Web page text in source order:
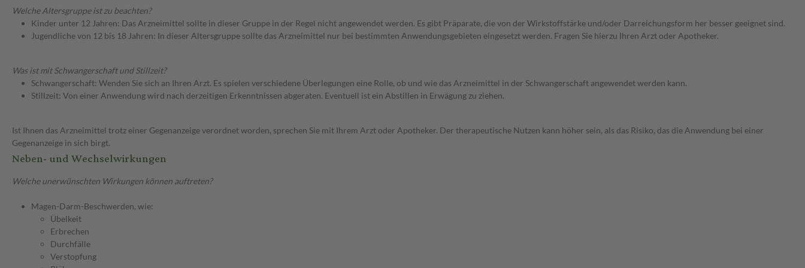
Welche Altersgruppe ist zu beachten?
Kinder unter 12 Jahren: Das Arzneimittel sollte in dieser Gruppe in der Regel nicht angewendet werden. Es gibt Präparate, die von der Wirkstoffstärke und/oder Darreichungsform her besser geeignet sind.
Jugendliche von 12 bis 18 Jahren: In dieser Altersgruppe sollte das Arzneimittel nur bei bestimmten Anwendungsgebieten eingesetzt werden. Fragen Sie hierzu Ihren Arzt oder Apotheker.
Was ist mit Schwangerschaft und Stillzeit?
Schwangerschaft: Wenden Sie sich an Ihren Arzt. Es spielen verschiedene Überlegungen eine Rolle, ob und wie das Arzneimittel in der Schwangerschaft angewendet werden kann.
Stillzeit: Von einer Anwendung wird nach derzeitigen Erkenntnissen abgeraten. Eventuell ist ein Abstillen in Erwägung zu ziehen.
Ist Ihnen das Arzneimittel trotz einer Gegenanzeige verordnet worden, sprechen Sie mit Ihrem Arzt oder Apotheker. Der therapeutische Nutzen kann höher sein, als das Risiko, das die Anwendung bei einer
Gegenanzeige in sich birgt.
Neben- und Wechselwirkungen
Welche unerwünschten Wirkungen können auftreten?
Magen-Darm-Beschwerden, wie:
Übelkeit
Erbrechen
Durchfälle
Verstopfung